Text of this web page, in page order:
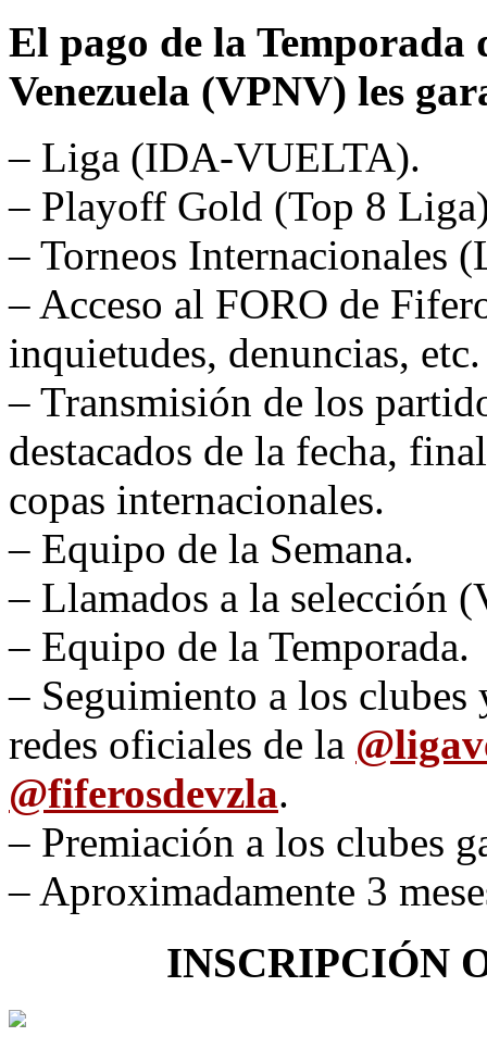
El pago de la
Venezuela (VPNV) les
– Liga (IDA-VUELTA).
– Playoff Gold (Top 8
– Torneos Internacionales
– Acceso al FORO de
inquietudes, denuncias, etc.
– Transmisión de los
destacados de la fecha,
copas internacionales.
– Equipo de la Semana.
– Llamados a la selección
– Equipo de la Temporada.
– Seguimiento a los clubes
redes oficiales de la @
@fiferosdevzla.
– Premiación a los clubes
– Aproximadamente 3
INSCRIPCIÓN